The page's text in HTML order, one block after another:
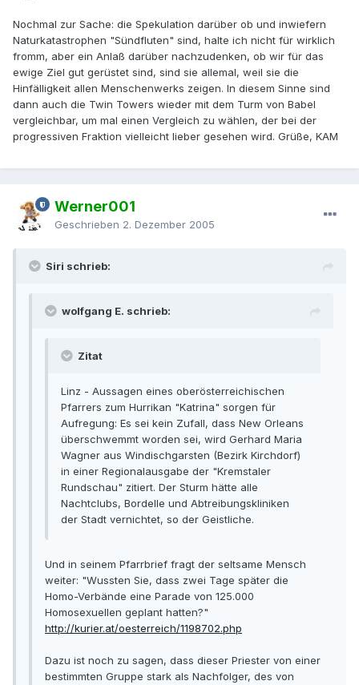
Nochmal zur Sache: die Spekulation darüber ob und inwiefern
Naturkatastrophen "Sündfluten" sind, halte ich nicht für wirklich
fromm, aber ein Anlaß darüber nachzudenken, ob wir für das
ewige Ziel gut gerüstet sind, sind sie allemal, weil sie die
Hinfälligkeit allen Menschenwerks zeigen. In diesem Sinne sind
dann auch die Twin Towers wieder mit dem Turm von Babel
vergleichbar, um mal einen Vergleich zu wählen, der bei der
progressiven Fraktion vielleicht lieber gesehen wird. Grüße, KAM
Werner001
Geschrieben 2. Dezember 2005
Siri schrieb:
wolfgang E. schrieb:
Zitat
Linz - Aussagen eines oberösterreichischen
Pfarrers zum Hurrikan "Katrina" sorgen für
Aufregung: Es sei kein Zufall, dass New Orleans
überschwemmt worden sei, wird Gerhard Maria
Wagner aus Windischgarsten (Bezirk Kirchdorf)
in einer Regionalausgabe der "Kremstaler
Rundschau" zitiert. Der Sturm hätte alle
Nachtclubs, Bordelle und Abtreibungskliniken
der Stadt vernichtet, so der Geistliche.
Und in seinem Pfarrbrief fragt der seltsame Mensch
weiter: "Wussten Sie, dass zwei Tage später die
Homo-Verbände eine Parade von 125.000
Homosexuellen geplant hatten?"
http://kurier.at/oesterreich/1198702.php
Dazu ist noch zu sagen, dass dieser Priester von einer
bestimmten Gruppe stark als Nachfolger, des von